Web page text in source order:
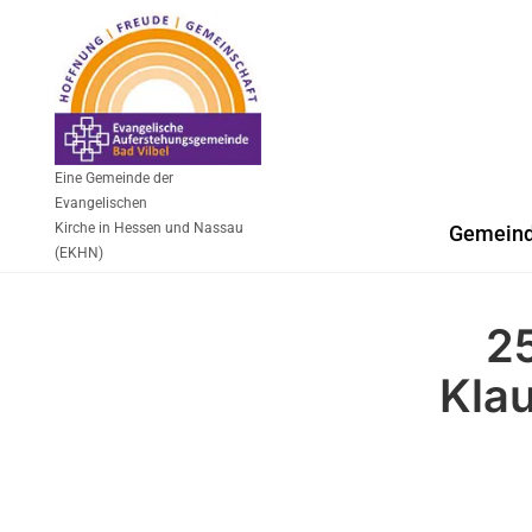
Eine Gemeinde der
Evangelischen
Kirche in Hessen und Nassau
(EKHN)